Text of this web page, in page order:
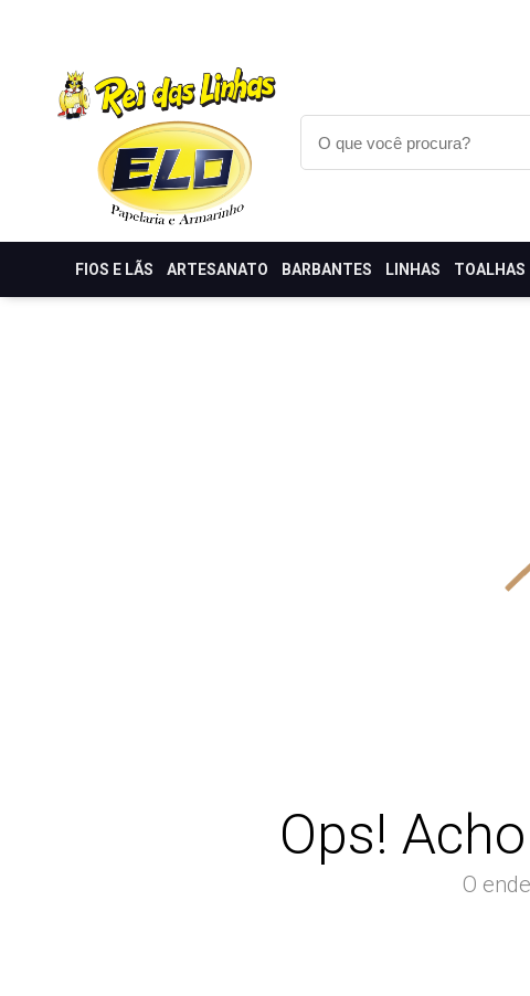
FIOS E LÃS ARTESANATO BARBANTES LINHAS TOALHAS
Ops!
O